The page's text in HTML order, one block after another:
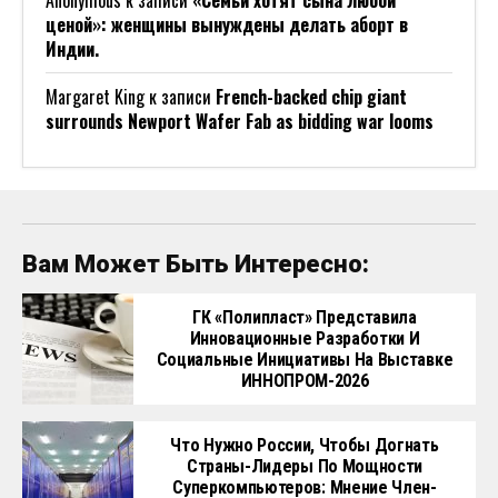
ценой»: женщины вынуждены делать аборт в
Индии.
Margaret Kingк записи French-backed chip giant
surrounds Newport Wafer Fab as bidding war looms
Вам Может Быть Интересно:
ГК «Полипласт» Представила
Инновационные Разработки И
Социальные Инициативы На Выставке
ИННОПРОМ-2026
Что Нужно России, Чтобы Догнать
Страны-Лидеры По Мощности
Суперкомпьютеров: Мнение Член-